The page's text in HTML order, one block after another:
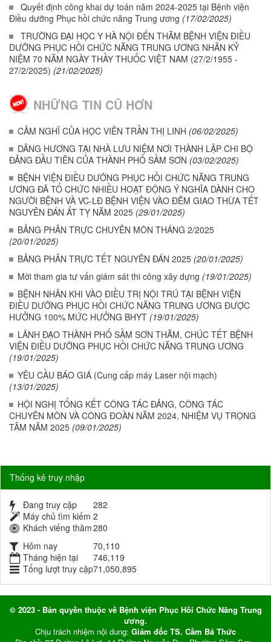
Quyết định công khai dự toán năm 2024-2025 tại Bệnh viện
Điều dưỡng Phục hồi chức năng Trung ương (17/02/2025)
TRƯỜNG ĐẠI HỌC Y HÀ NỘI ĐẾN THĂM BỆNH VIỆN ĐIỀU
DƯỠNG PHỤC HỒI CHỨC NĂNG TRUNG ƯƠNG NHÂN KỶ
NIỆM 70 NĂM NGÀY THẦY THUỐC VIỆT NAM (27/2/1955 -
27/2/2025) (21/02/2025)
NHỮNG TIN CŨ HƠN
CẢM NGHĨ CỦA HỌC VIÊN TRẦN THỊ LINH (06/02/2025)
DÂNG HƯƠNG TẠI NHÀ LƯU NIỆM NƠI THÀNH LẬP CHI BỘ
ĐẢNG ĐẦU TIÊN CỦA THÀNH PHỐ SẦM SƠN (03/02/2025)
BỆNH VIỆN ĐIỀU DƯỠNG PHỤC HỒI CHỨC NĂNG TRUNG
ƯƠNG ĐÃ TỔ CHỨC NHIỀU HOẠT ĐỘNG Ý NGHĨA DÀNH CHO
NGƯỜI BỆNH VÀ VC-LĐ BỆNH VIỆN VÀO ĐÊM GIAO THỪA TẾT
NGUYÊN ĐÁN ẤT TỴ NĂM 2025 (29/01/2025)
BẢNG PHÂN TRỰC CHUYÊN MÔN THÁNG 2/2025
(20/01/2025)
BẢNG PHÂN TRỰC TẾT NGUYÊN ĐÁN 2025 (20/01/2025)
Mời tham gia tư vấn giám sát thi công xây dựng (19/01/2025)
BỆNH NHÂN KHI VÀO ĐIỀU TRỊ NỘI TRÚ TẠI BỆNH VIỆN
ĐIỀU DƯỠNG PHỤC HỒI CHỨC NĂNG TRUNG ƯƠNG ĐƯỢC
HƯỞNG 100% MỨC HƯỞNG BHYT (19/01/2025)
LÃNH ĐẠO THÀNH PHỐ SẦM SƠN THĂM, CHÚC TẾT BỆNH
VIỆN ĐIỀU DƯỠNG PHỤC HỒI CHỨC NĂNG TRUNG ƯƠNG
(19/01/2025)
YÊU CẦU BÁO GIÁ (Cung cấp máy Laser nội mạch)
(13/01/2025)
HỘI NGHỊ TỔNG KẾT CÔNG TÁC ĐẢNG, CÔNG TÁC
CHUYÊN MÔN VÀ CÔNG ĐOÀN NĂM 2024, NHIỆM VỤ TRỌNG
TÂM NĂM 2025 (09/01/2025)
Thống kê truy nhập
Đang truy cập
282
Máy chủ tìm kiếm 2
Khách viếng thăm280
Hôm nay
70,110
Tháng hiện tại
746,119
Tổng lượt truy cập71,050,895
© 2023 - Bản quyền thuộc về Bệnh viện Phục Hồi Chức Năng Trung
ương.
Chịu trách nhiệm nội dung: Giám đốc TS. Cầm Bá Thức